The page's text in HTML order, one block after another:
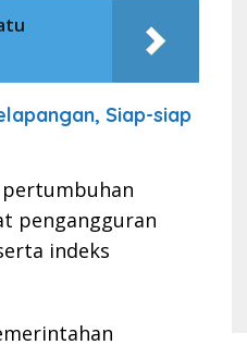
Siap-siap
pertumbuhan
pengangguran
indeks